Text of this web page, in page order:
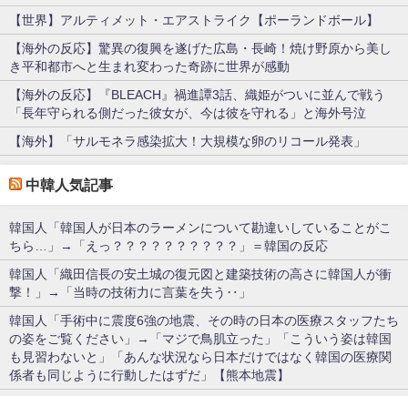
【世界】アルティメット・エアストライク【ポーランドボール】
【海外の反応】驚異の復興を遂げた広島・長崎！焼け野原から美し
き平和都市へと生まれ変わった奇跡に世界が感動
【海外の反応】『BLEACH』禍進譚3話、織姫がついに並んで戦う
「長年守られる側だった彼女が、今は彼を守れる」と海外号泣
【海外】「サルモネラ感染拡大！大規模な卵のリコール発表」
中韓人気記事
韓国人「韓国人が日本のラーメンについて勘違いしていることがこ
ちら…」→「えっ？？？？？？？？？？」＝韓国の反応
韓国人「織田信長の安土城の復元図と建築技術の高さに韓国人が衝
撃！」→「当時の技術力に言葉を失う‥」
韓国人「手術中に震度6強の地震、その時の日本の医療スタッフたち
の姿をご覧ください」→「マジで鳥肌立った」「こういう姿は韓国
も見習わないと」「あんな状況なら日本だけではなく韓国の医療関
係者も同じように行動したはずだ」【熊本地震】